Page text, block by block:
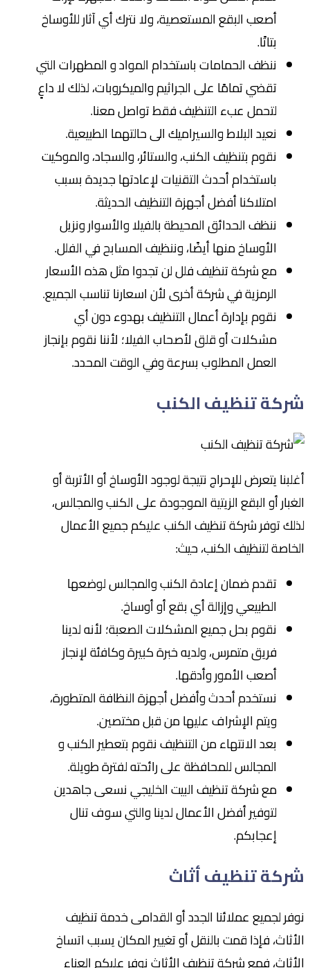
أصعب البقع المستعصية، ولا نترك أي آثار للأوساخ
بتاتًا.
ننظف الحمامات باستخدام المواد و المطهرات التي
تقضي تمامًا على الجراثيم والميكروبات، لذلك لا داعٍ
لتحمل عبء التنظيف فقط تواصل معنا.
نعيد البلاط والسيراميك الى حالتهما الطبيعية.
نقوم بتنظيف الكنب، والستائر، والسجاد، والموكيت
باستخدام أحدث التقنيات لإعادتها جديدة بسبب
امتلاكنا أفضل أجهزة التنظيف الحديثة.
ننظف الحدائق المحيطة بالفيلا والأسوار ونزيل
الأوساخ منها أيضًا، وننظيف المسابح في الفلل.
مع شركة تنظيف فلل لن تجدوا مثل هذه الأسعار
الرمزية في شركة أخرى لأن اسعارنا تناسب الجميع.
نقوم بإدارة أعمال التنظيف بهدوء دون أي
مشكلات أو قلق لأصحاب الفيلا؛ لأننا نقوم بإنجاز
العمل المطلوب بسرعة وفي الوقت المحدد.
شركة تنظيف الكنب
أغلبنا يتعرض للإحراج نتيجة لوجود الأوساخ أو الأتربة أو
الغبار أو البقع الزيتية الموجودة على الكنب والمجالس،
لذلك توفر شركة تنظيف الكنب عليكم جميع الأعمال
الخاصة لتنظيف الكنب، حيث:
تقدم ضمان إعادة الكنب والمجالس لوضعها
الطبيعي وإزالة أي بقع أو أوساخ.
نقوم بحل جميع المشكلات الصعبة؛ لأنه لدينا
فريق متمرس، ولديه خبرة كبيرة وكافئة لإنجاز
أصعب الأمور وأدقها.
نستخدم أحدث وأفضل أجهزة النظافة المتطورة،
ويتم الإشراف عليها من قبل مختصين.
بعد الانتهاء من التنظيف نقوم بتعطير الكنب و
المجالس للمحافظة على رائحته لفترة طويلة.
مع شركة تنظيف البيت الخليجي نسعى جاهدين
لتوفير أفضل الأعمال لدينا والتي سوف تنال
إعجابكم.
شركة تنظيف أثاث
نوفر لجميع عملائنا الجدد أو القدامى خدمة تنظيف
الأثاث، فإذا قمت بالنقل أو تغيير المكان يسبب اتساخ
الأثاث، فمع شركة تنظيف الأثاث نوفر عليكم العناء